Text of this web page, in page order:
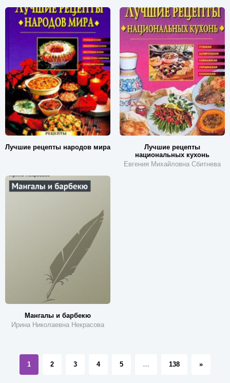
Лучшие рецепты народов мира
Лучшие рецепты
национальных кухонь
Евгения Михайловна Сбитнева
Мангалы и барбекю
Ирина Николаевна Некрасова
1 2 3 4 5 … 138 »